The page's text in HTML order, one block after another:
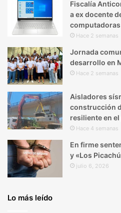
Fiscalía
a ex docente
Hace 2 semanas
Jornada
desarrollo en
Hace 2 semanas
Aisladores
construcción
resiliente en el
Hace 4 semanas
En firme
y «Los
julio 6, 2026
Lo más leído